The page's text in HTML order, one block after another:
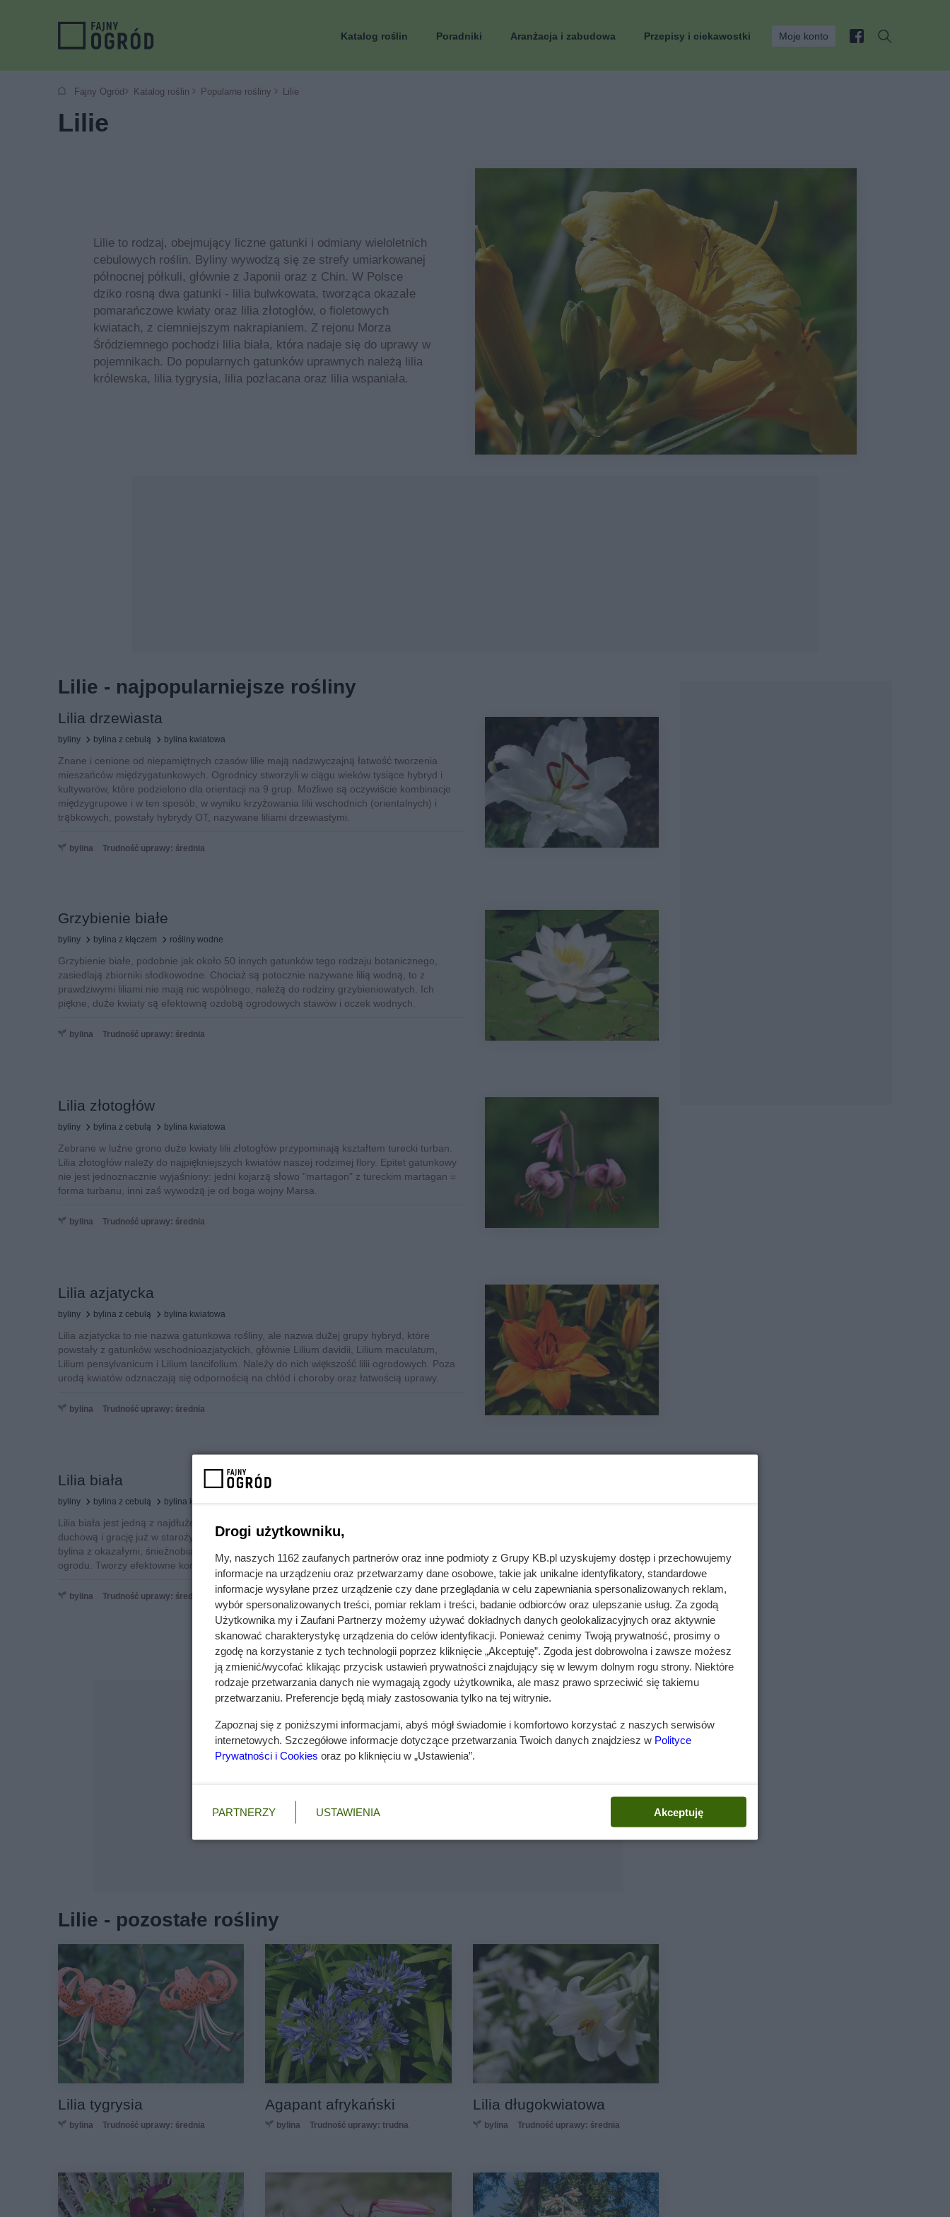
Katalog roślin Poradniki Aranżacja i zabudowa Przepisy i ciekawostki Moje konto
Fajny Ogród Katalog roślin Popularne rośliny Lilie
Lilie
Lilie to rodzaj, obejmujący liczne gatunki i odmiany wieloletnich
cebulowych roślin. Byliny wywodzą się ze strefy umiarkowanej
północnej półkuli, głównie z Japonii oraz z Chin. W Polsce
dziko rosną dwa gatunki - lilia bulwkowata, tworząca okazałe
pomarańczowe kwiaty oraz lilia złotogłów, o fioletowych
kwiatach, z ciemniejszym nakrapianiem. Z rejonu Morza
Śródziemnego pochodzi lilia biała, która nadaje się do uprawy w
pojemnikach. Do popularnych gatunków uprawnych należą lilia
królewska, lilia tygrysia, lilia pozłacana oraz lilia wspaniała.
Lilie - najpopularniejsze rośliny
Lilia drzewiasta
byliny bylina z cebulą bylina kwiatowa
Znane i cenione od niepamiętnych czasów lilie mają nadzwyczajną łatwość tworzenia
mieszańców międzygatunkowych. Ogrodnicy stworzyli w ciągu wieków tysiące hybryd i
kultywarów, które podzielono dla orientacji na 9 grup. Możliwe są oczywiście kombinacje
międzygrupowe i w ten sposób, w wyniku krzyżowania lilii wschodnich (orientalnych) i
trąbkowych, powstały hybrydy OT, nazywane liliami drzewiastymi.
bylina Trudność uprawy: średnia
Grzybienie białe
byliny bylina z kłączem rośliny wodne
Grzybienie białe, podobnie jak około 50 innych gatunków tego rodzaju botanicznego,
zasiedlają zbiorniki słodkowodne. Chociaż są potocznie nazywane lilią wodną, to z
prawdziwymi liliami nie mają nic wspólnego, należą do rodziny grzybieniowatych. Ich
piękne, duże kwiaty są efektowną ozdobą ogrodowych stawów i oczek wodnych.
bylina Trudność uprawy: średnia
Lilia złotogłów
byliny bylina z cebulą bylina kwiatowa
Zebrane w luźne grono duże kwiaty lilii złotogłów przypominają kształtem turecki turban.
Lilia złotogłów należy do najpiękniejszych kwiatów naszej rodzimej flory. Epitet gatunkowy
nie jest jednoznacznie wyjaśniony: jedni kojarzą słowo "martagon" z tureckim martagan =
forma turbanu, inni zaś wywodzą je od boga wojny Marsa.
bylina Trudność uprawy: średnia
Lilia azjatycka
byliny bylina z cebulą bylina kwiatowa
Lilia azjatycka to nie nazwa gatunkowa rośliny, ale nazwa dużej grupy hybryd, które
powstały z gatunków wschodnioazjatyckich, głównie Lilium davidii, Lilium maculatum,
Lilium pensylvanicum i Lilium lancifolium. Należy do nich większość lilii ogrodowych. Poza
urodą kwiatów odznaczają się odpornością na chłód i choroby oraz łatwością uprawy.
bylina Trudność uprawy: średnia
Lilia biała
byliny bylina z cebulą bylina kwiatowa
Lilia biała jest jedną z najdłużej uprawianych roślin ozdobnych. Symbolizowała czystość
duchową i grację już w starożytności, a w Biblii wymieniana jest kilkanaście razy. Wysoka
bylina z okazałymi, śnieżnobiałymi kwiatami i pięknym zapachem jest ozdobą każdego
ogrodu. Tworzy efektowne kompozycje innymi bylinami.
bylina Trudność uprawy: średnia
Lilie - pozostałe rośliny
Lilia tygrysia
bylina Trudność uprawy: średnia
Agapant afrykański
bylina Trudność uprawy: trudna
Lilia długokwiatowa
bylina Trudność uprawy: średnia
Drogi użytkowniku,
My, naszych 1162 zaufanych partnerów oraz inne podmioty z Grupy KB.pl uzyskujemy dostęp i przechowujemy
informacje na urządzeniu oraz przetwarzamy dane osobowe, takie jak unikalne identyfikatory, standardowe
informacje wysyłane przez urządzenie czy dane przeglądania w celu zapewniania spersonalizowanych reklam,
wybór spersonalizowanych treści, pomiar reklam i treści, badanie odbiorców oraz ulepszanie usług. Za zgodą
Użytkownika my i Zaufani Partnerzy możemy używać dokładnych danych geolokalizacyjnych oraz aktywnie
skanować charakterystykę urządzenia do celów identyfikacji. Ponieważ cenimy Twoją prywatność, prosimy o
zgodę na korzystanie z tych technologii poprzez kliknięcie „Akceptuję”. Zgoda jest dobrowolna i zawsze możesz
ją zmienić/wycofać klikając przycisk ustawień prywatności znajdujący się w lewym dolnym rogu strony. Niektóre
rodzaje przetwarzania danych nie wymagają zgody użytkownika, ale masz prawo sprzeciwić się takiemu
przetwarzaniu. Preferencje będą miały zastosowania tylko na tej witrynie.
Zapoznaj się z poniższymi informacjami, abyś mógł świadomie i komfortowo korzystać z naszych serwisów
internetowych. Szczegółowe informacje dotyczące przetwarzania Twoich danych znajdziesz w Polityce
Prywatności i Cookies oraz po kliknięciu w „Ustawienia”.
PARTNERZY USTAWIENIA Akceptuję